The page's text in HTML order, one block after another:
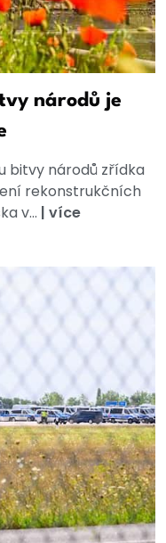
národů je
bitvy národů zřídka
rekonstrukčních
v... | více